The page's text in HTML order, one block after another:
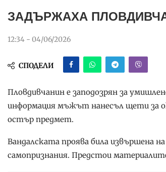
ЗАДЪРЖАХА
12:34 - 04/06/2026
СПОДЕЛИ
Пловдивчанин е заподозрян за
информация мъжът нанесъл щети за
остър предмет.
Вандалската проява била извършена
самопризнания. Предстои